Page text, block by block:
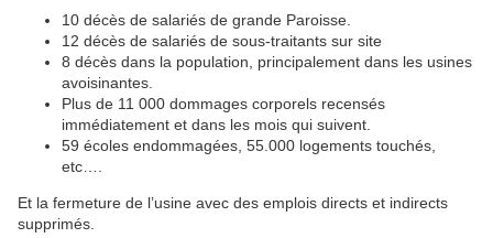
10 décès de salariés de grande Paroisse.
12 décès de salariés de sous-traitants sur site
8 décès dans la population, principalement dans les usines
avoisinantes.
Plus de 11 000 dommages corporels recensés
immédiatement et dans les mois qui suivent.
59 écoles endommagées, 55.000 logements touchés,
etc….
Et la fermeture de l’usine avec des emplois directs et indirects
supprimés.